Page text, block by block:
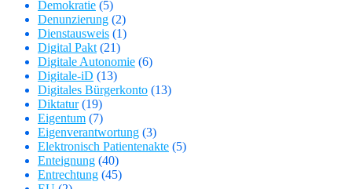
Demokratie (5)
Denunzierung (2)
Dienstausweis (1)
Digital Pakt (21)
Digitale Autonomie (6)
Digitale-iD (13)
Digitales Bürgerkonto (13)
Diktatur(19)
Eigentum (7)
Eigenverantwortung (3)
Elektronisch Patientenakte (5)
Enteignung (40)
Entrechtung (45)